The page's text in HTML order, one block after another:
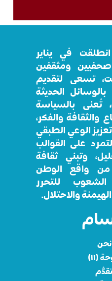
في يناير
صحفيين ومثقفين
تسعى لتقديم
الحديثة
تُعنى بالسياسة
والثقافة والفكر،
الوعي الطبقي
على القوالب
وتبني ثقافة
من واقع الوطن
للتحرر
والاحتلال.
(١١)